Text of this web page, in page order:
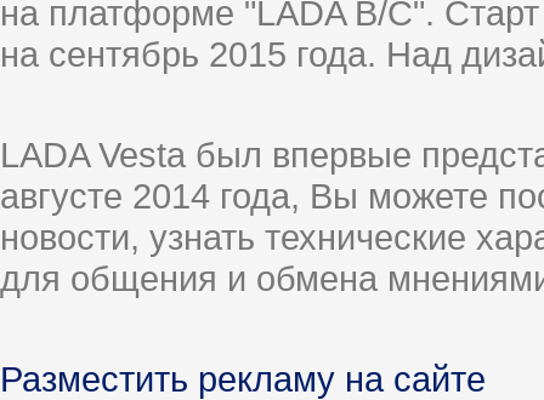
на платформе "LADA B/C".
на сентябрь 2015 года. Над
LADA Vesta был впервые
августе 2014 года, Вы можете
новости, узнать технические
для общения и обмена
Разместить рекламу на сайте